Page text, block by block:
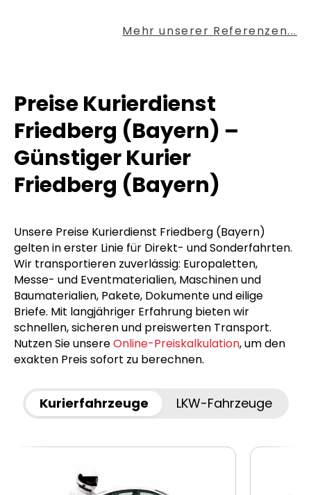
Mehr unserer Referenzen...
Preise Kurierdienst
Friedberg (Bayern) –
Günstiger Kurier
Friedberg (Bayern)
Unsere Preise Kurierdienst Friedberg (Bayern)
gelten in erster Linie für Direkt- und Sonderfahrten.
Wir transportieren zuverlässig: Europaletten,
Messe- und Eventmaterialien, Maschinen und
Baumaterialien, Pakete, Dokumente und eilige
Briefe. Mit langjähriger Erfahrung bieten wir
schnellen, sicheren und preiswerten Transport.
Nutzen Sie unsereOnline-Preiskalkulation, um den
exakten Preis sofort zu berechnen.
Kurierfahrzeuge LKW-Fahrzeuge